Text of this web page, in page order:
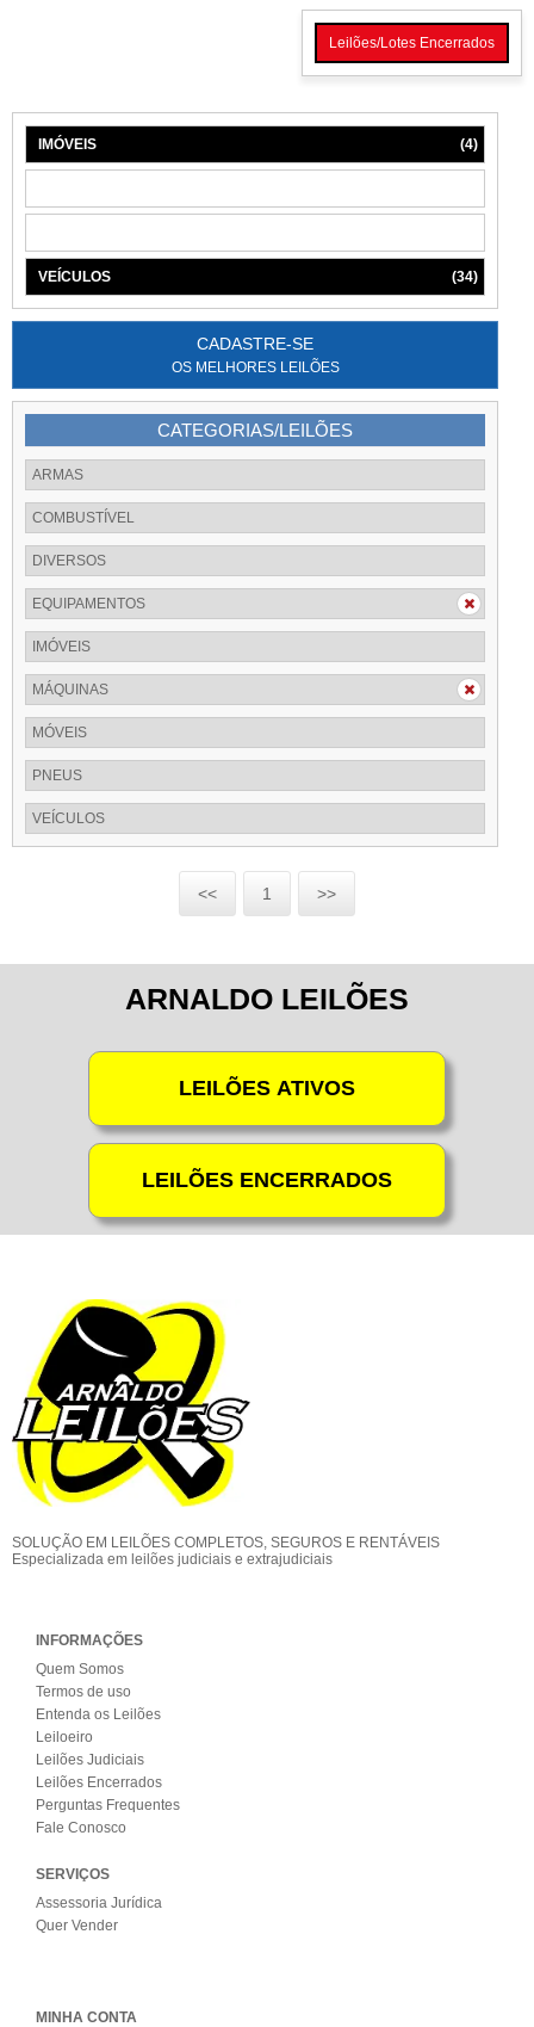
Leilões/Lotes Encerrados
IMÓVEIS (4)
VEÍCULOS (34)
CADASTRE-SE
OS MELHORES LEILÕES
CATEGORIAS/LEILÕES
ARMAS
COMBUSTÍVEL
DIVERSOS
EQUIPAMENTOS
IMÓVEIS
MÁQUINAS
MÓVEIS
PNEUS
VEÍCULOS
<< 1 >>
ARNALDO LEILÕES
SOLUÇÃO EM LEILÕES COMPLETOS, SEGUROS E RENTÁVEIS
Especializada em leilões judiciais e extrajudiciais
INFORMAÇÕES
Quem Somos
Termos de uso
Entenda os Leilões
Leiloeiro
Leilões Judiciais
Leilões Encerrados
Perguntas Frequentes
Fale Conosco
SERVIÇOS
Assessoria Jurídica
Quer Vender
MINHA CONTA